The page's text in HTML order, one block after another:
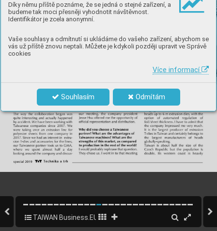
Díky němu příště poznáme, že se jedná o stejné zařízení, a
budeme tak moci přesněji vyhodnotit návštěvnost.
Identifikátor je zcela anonymní.
Vaše souhlasy a odmítnutí si ukládáme do vašeho zařízení, abychom se
vás už příště znovu neptali. Můžete je kdykoli později upravit ve Správě
cookies
Více informací
Souhlasím Odmítám
TAIWAN Business.EU 2019 EN